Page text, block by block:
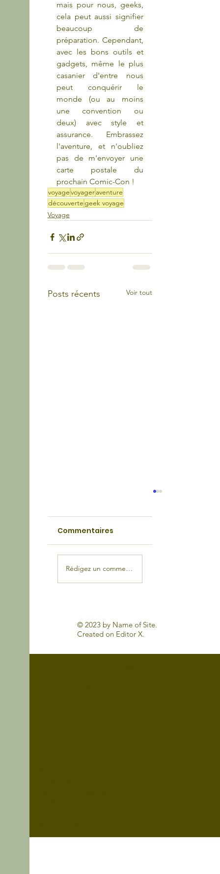
mais pour nous, geeks,
cela peut aussi signifier
beaucoup de
préparation. Cependant,
avec les bons outils et
gadgets, même le plus
casanier d'entre nous
peut conquérir le
monde (ou au moins
une convention ou
deux) avec style et
assurance. Embrassez
l'aventure, et n'oubliez
pas de m'envoyer une
carte postale du
prochain Comic-Con !
voyagevoyageraventure
découverte geek voyage
Voyage
Posts récents Voir tout
voyage !
Commentaires
Rédigez un commentaire...
© 2023 by Name of Site.
Created on Editor X.